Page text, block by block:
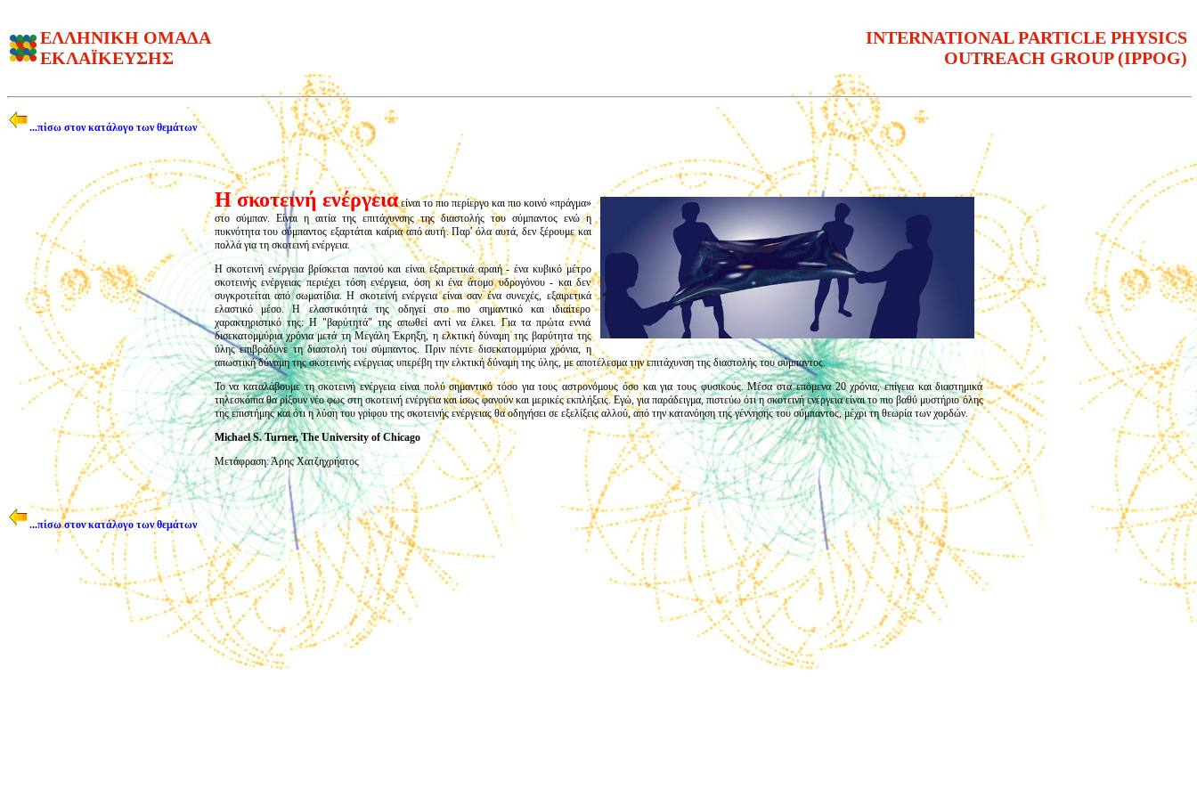
ΕΛΛΗΝΙΚΗ ΟΜΑΔΑ
ΕΚΛΑΪΚΕΥΣΗΣ
INTERNATIONAL PARTICLE PHYSICS
OUTREACH GROUP (IPPOG)
...πίσω στον κατάλογο των θεμάτων
Η σκοτεινή ενέργειαείναι το πιο περίεργο και πιο κοινό «πράγμα»
στο σύμπαν. Είναι η αιτία της επιτάχυνσης της διαστολής του σύμπαντος ενώ η
πυκνότητα του σύμπαντος εξαρτάται καίρια από αυτή. Παρ' όλα αυτά, δεν ξέρουμε και
πολλά για τη σκοτεινή ενέργεια.
Η σκοτεινή ενέργεια βρίσκεται παντού και είναι εξαιρετικά αραιή - ένα κυβικό μέτρο
σκοτεινής ενέργειας περιέχει τόση ενέργεια, όση κι ένα άτομο υδρογόνου - και δεν
συγκροτείται από σωματίδια. Η σκοτεινή ενέργεια είναι σαν ένα συνεχές, εξαιρετικά
ελαστικό μέσο. Η ελαστικότητά της οδηγεί στο πιο σημαντικό και ιδιαίτερο
χαρακτηριστικό της: Η "βαρύτητά" της απωθεί αντί να έλκει. Για τα πρώτα εννιά
δισεκατομμύρια χρόνια μετά τη Μεγάλη Έκρηξη, η ελκτική δύναμη της βαρύτητα της
ύλης επιβράδυνε τη διαστολή του σύμπαντος. Πριν πέντε δισεκατομμύρια χρόνια, η
απωστική δύναμη της σκοτεινής ενέργειας υπερέβη την ελκτική δύναμη της ύλης, με αποτέλεσμα την επιτάχυνση της διαστολής του σύμπαντος.
Το να καταλάβουμε τη σκοτεινή ενέργεια είναι πολύ σημαντικό τόσο για τους αστρονόμους όσο και για τους φυσικούς. Μέσα στα επόμενα 20 χρόνια, επίγεια και διαστημικά
τηλεσκόπια θα ρίξουν νέο φως στη σκοτεινή ενέργεια και ίσως φανούν και μερικές εκπλήξεις. Εγώ, για παράδειγμα, πιστεύω ότι η σκοτεινή ενέργεια είναι το πιο βαθύ μυστήριο όλης
της επιστήμης και ότι η λύση του γρίφου της σκοτεινής ενέργειας θα οδηγήσει σε εξελίξεις αλλού, από την κατανόηση της γέννησης του σύμπαντος, μέχρι τη θεωρία των χορδών.
Michael S. Turner, The University of Chicago
Μετάφραση: Άρης Χατζηχρήστος
...πίσω στον κατάλογο των θεμάτων